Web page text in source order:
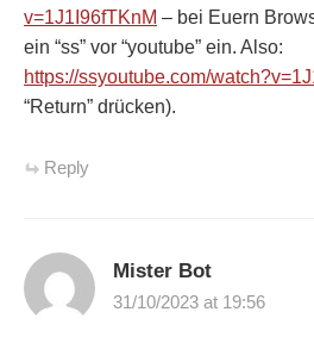
v=1J1I96fTKnM – bei Euern
ein “ss” vor “youtube” ein. Also:
https://ssyoutube.com/
“Return” drücken).
Reply
Mister Bot
31/10/2023 at 19:56